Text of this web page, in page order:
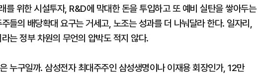
를 위한 시설투자, R&D에 막대한 돈을 투입하고 또 예비 실탄을 쌓아두는
들의 배당확대 요구는 거세고, 노조는 성과를 더 나눠달라 한다. 일자리,
는 정부 차원의 무언의 압박도 적지 않다.
누구일까. 삼성전자 최대주주인 삼성생명이나 이재용 회장인가, 12만